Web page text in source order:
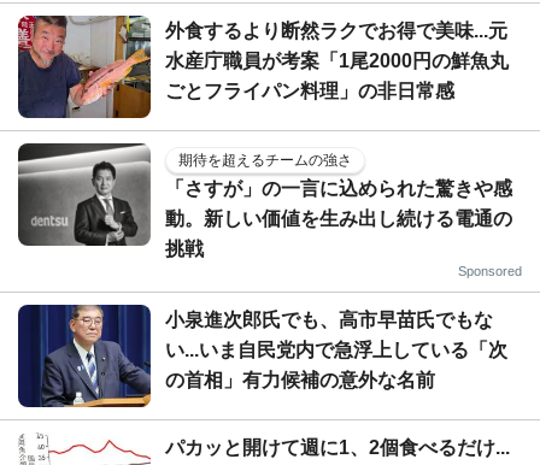
外食するより断然ラクでお得で美味...元
水産庁職員が考案「1尾2000円の鮮魚丸
ごとフライパン料理」の非日常感
期待を超えるチームの強さ
「さすが」の一言に込められた驚きや感
動。新しい価値を生み出し続ける電通の
挑戦
Sponsored
小泉進次郎氏でも、高市早苗氏でもな
い...いま自民党内で急浮上している「次
の首相」有力候補の意外な名前
パカッと開けて週に1、2個食べるだけ...